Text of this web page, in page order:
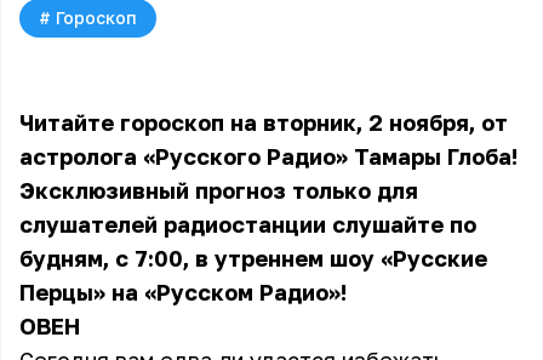
# Гороскоп
Читайте гороскоп на вторник, 2 ноября, от
астролога «Русского Радио» Тамары Глоба!
Эксклюзивный прогноз только для
слушателей радиостанции слушайте по
будням, с 7:00, в утреннем шоу «Русские
Перцы» на «Русском Радио»!
ОВЕН